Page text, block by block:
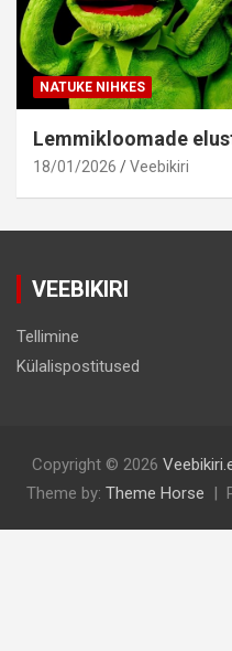
NATUKE NIHKES
Lemmikloomade
18/01/2026 Veebikiri
VEEBIKIRI
Tellimine
Külalispostitused
Copyright © 2026
Theme by: Theme Horse